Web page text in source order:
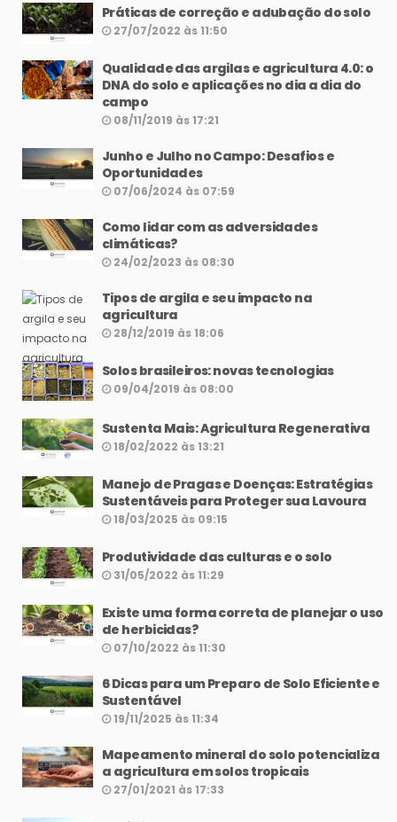
Práticas de correção e adubação do solo
27/07/2022 às 11:50
Qualidade das argilas e agricultura 4.0: o
DNA do solo e aplicações no dia a dia do
campo
08/11/2019 às 17:21
Junho e Julho no Campo: Desafios e
Oportunidades
07/06/2024 às 07:59
Como lidar com as adversidades
climáticas?
24/02/2023 às 08:30
Tipos de argila e seu impacto na
agricultura
28/12/2019 às 18:06
Solos brasileiros: novas tecnologias
09/04/2019 às 08:00
Sustenta Mais: Agricultura Regenerativa
18/02/2022 às 13:21
Manejo de Pragas e Doenças: Estratégias
Sustentáveis para Proteger sua Lavoura
18/03/2025 às 09:15
Produtividade das culturas e o solo
31/05/2022 às 11:29
Existe uma forma correta de planejar o uso
de herbicidas?
07/10/2022 às 11:30
6 Dicas para um Preparo de Solo Eficiente e
Sustentável
19/11/2025 às 11:34
Mapeamento mineral do solo potencializa
a agricultura em solos tropicais
27/01/2021 às 17:33